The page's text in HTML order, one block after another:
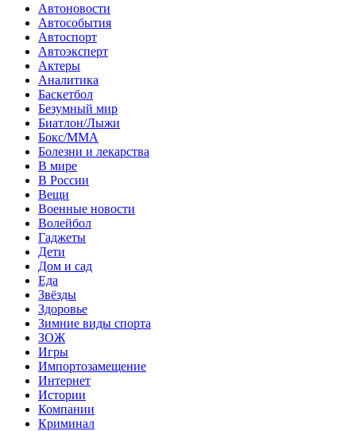
Автоновости
Автособытия
Автоспорт
Автоэксперт
Актеры
Аналитика
Баскетбол
Безумный мир
Биатлон/Лыжи
Бокс/MMA
Болезни и лекарства
В мире
В России
Вещи
Военные новости
Волейбол
Гаджеты
Дети
Дом и сад
Еда
Звёзды
Здоровье
Зимние виды спорта
ЗОЖ
Игры
Импортозамещение
Интернет
Истории
Компании
Криминал